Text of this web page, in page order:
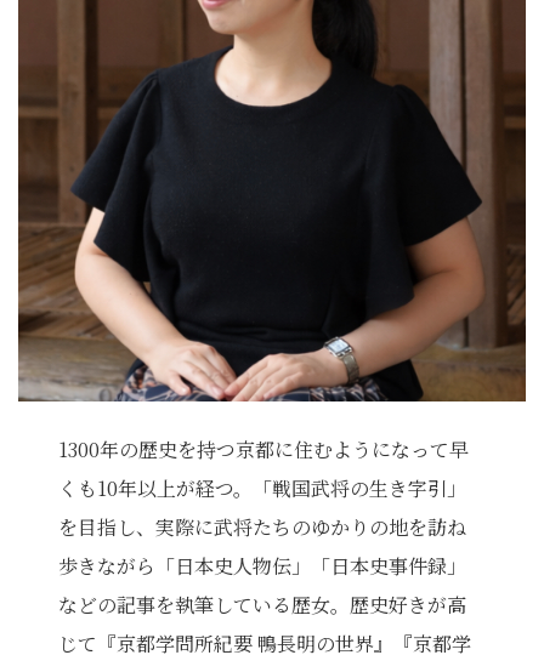
1300年の歴史を持つ京都に住むようになって早
くも10年以上が経つ。「戦国武将の生き字引」
を目指し、実際に武将たちのゆかりの地を訪ね
歩きながら「日本史人物伝」「日本史事件録」
などの記事を執筆している歴女。歴史好きが高
じて『京都学問所紀要 鴨長明の世界』『京都学